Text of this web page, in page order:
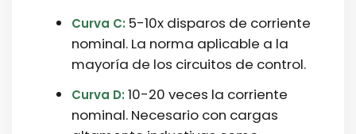
Curva C: 5-10x disparos de corriente
nominal. La norma aplicable a la
mayoría de los circuitos de control.
Curva D: 10-20 veces la corriente
nominal. Necesario con cargas